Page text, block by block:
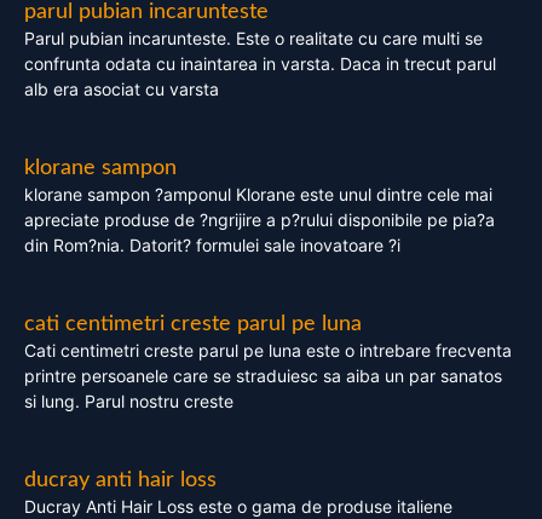
parul pubian incarunteste
Parul pubian incarunteste. Este o realitate cu care multi se
confrunta odata cu inaintarea in varsta. Daca in trecut parul
alb era asociat cu varsta
klorane sampon
klorane sampon ?amponul Klorane este unul dintre cele mai
apreciate produse de ?ngrijire a p?rului disponibile pe pia?a
din Rom?nia. Datorit? formulei sale inovatoare ?i
cati centimetri creste parul pe luna
Cati centimetri creste parul pe luna este o intrebare frecventa
printre persoanele care se straduiesc sa aiba un par sanatos
si lung. Parul nostru creste
ducray anti hair loss
Ducray Anti Hair Loss este o gama de produse italiene